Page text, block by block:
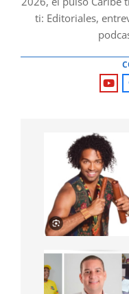
ti: Editoriales,